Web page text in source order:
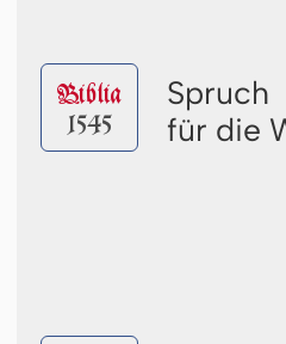
Biblia
1545
Spruch
für die